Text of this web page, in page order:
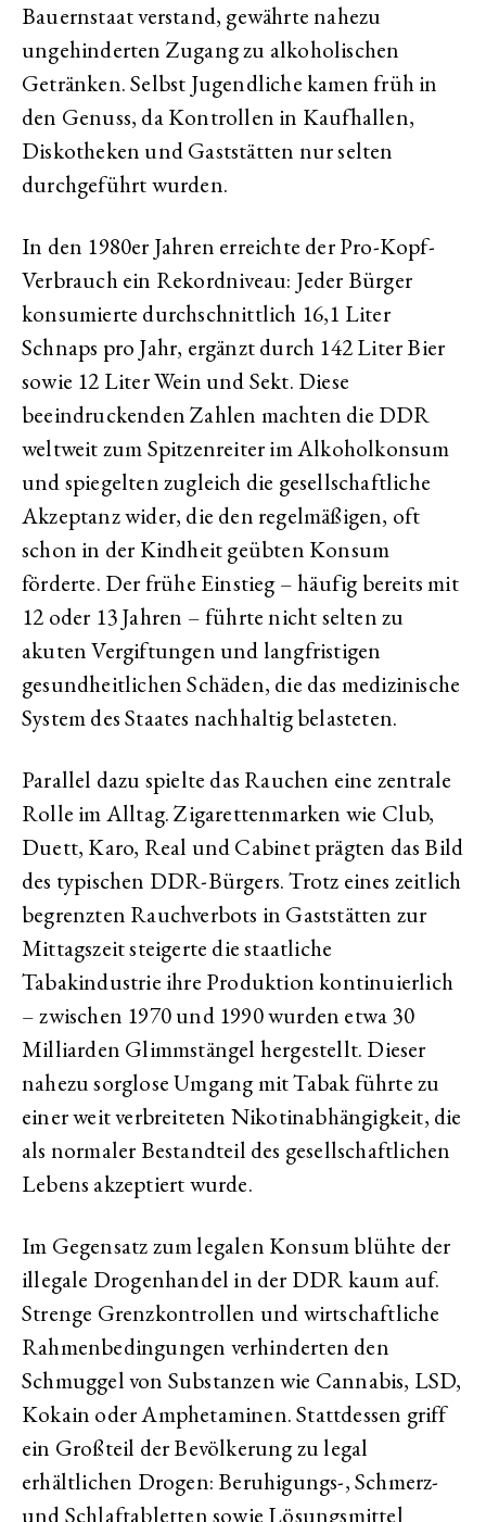
Bauernstaat verstand, gewährte nahezu
ungehinderten Zugang zu alkoholischen
Getränken. Selbst Jugendliche kamen früh in
den Genuss, da Kontrollen in Kaufhallen,
Diskotheken und Gaststätten nur selten
durchgeführt wurden.
In den 1980er Jahren erreichte der Pro-Kopf-
Verbrauch ein Rekordniveau: Jeder Bürger
konsumierte durchschnittlich 16,1 Liter
Schnaps pro Jahr, ergänzt durch 142 Liter Bier
sowie 12 Liter Wein und Sekt. Diese
beeindruckenden Zahlen machten die DDR
weltweit zum Spitzenreiter im Alkoholkonsum
und spiegelten zugleich die gesellschaftliche
Akzeptanz wider, die den regelmäßigen, oft
schon in der Kindheit geübten Konsum
förderte. Der frühe Einstieg – häufig bereits mit
12 oder 13 Jahren – führte nicht selten zu
akuten Vergiftungen und langfristigen
gesundheitlichen Schäden, die das medizinische
System des Staates nachhaltig belasteten.
Parallel dazu spielte das Rauchen eine zentrale
Rolle im Alltag. Zigarettenmarken wie Club,
Duett, Karo, Real und Cabinet prägten das Bild
des typischen DDR-Bürgers. Trotz eines zeitlich
begrenzten Rauchverbots in Gaststätten zur
Mittagszeit steigerte die staatliche
Tabakindustrie ihre Produktion kontinuierlich
– zwischen 1970 und 1990 wurden etwa 30
Milliarden Glimmstängel hergestellt. Dieser
nahezu sorglose Umgang mit Tabak führte zu
einer weit verbreiteten Nikotinabhängigkeit, die
als normaler Bestandteil des gesellschaftlichen
Lebens akzeptiert wurde.
Im Gegensatz zum legalen Konsum blühte der
illegale Drogenhandel in der DDR kaum auf.
Strenge Grenzkontrollen und wirtschaftliche
Rahmenbedingungen verhinderten den
Schmuggel von Substanzen wie Cannabis, LSD,
Kokain oder Amphetaminen. Stattdessen griff
ein Großteil der Bevölkerung zu legal
erhältlichen Drogen: Beruhigungs-, Schmerz-
und Schlaftabletten sowie Lösungsmittel